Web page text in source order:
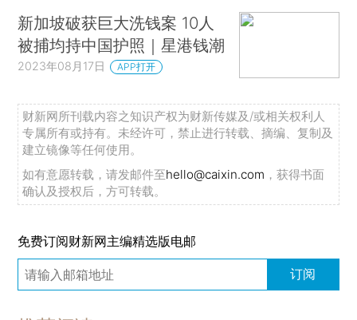
新加坡破获巨大洗钱案 10人
被捕均持中国护照｜星港钱潮
2023年08月17日 APP打开
财新网所刊载内容之知识产权为财新传媒及/或相关权利人
专属所有或持有。未经许可，禁止进行转载、摘编、复制及
建立镜像等任何使用。
如有意愿转载，请发邮件至hello@caixin.com ，获得书面
确认及授权后，方可转载。
免费订阅财新网主编精选版电邮
订阅